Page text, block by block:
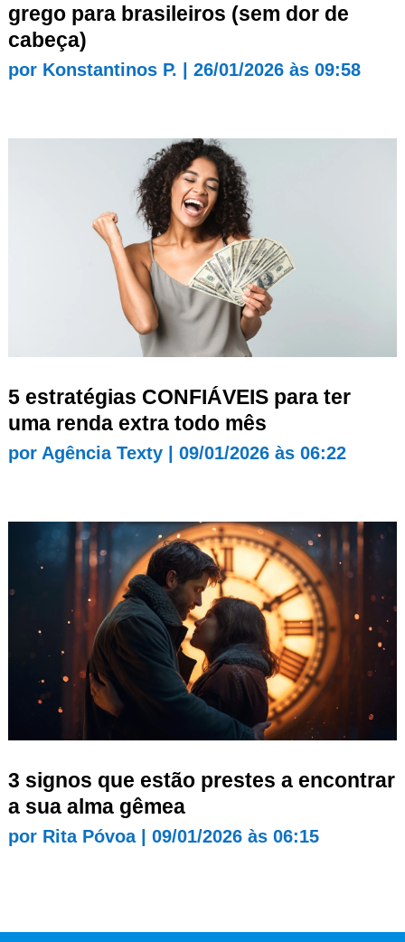
grego para brasileiros (sem dor de
cabeça)
por Konstantinos P. 26/01/2026 às 09:58
5 estratégias CONFIÁVEIS para ter
uma renda extra todo mês
por Agência Texty| 09/01/2026 às 06:22
3 signos que estão prestes a encontrar
a sua alma gêmea
por Rita Póvoa| 09/01/2026 às 06:15